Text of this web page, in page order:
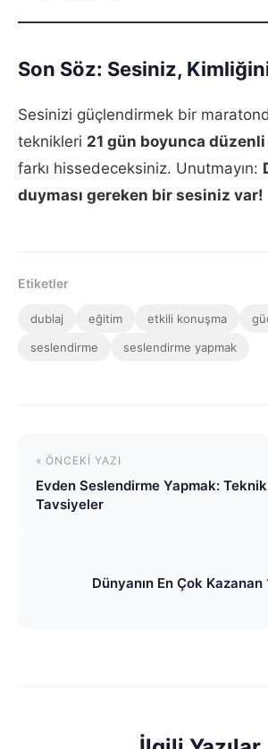
Son Söz: Sesiniz,
Sesinizi güçlendirmek bir
teknikleri 21 gün boyunca
farkı hissedeceksiniz. Unutmayın:
duyması gereken bir sesiniz var!
Etiketler
dublaj eğitim etkili konuşma
seslendirme
seslendirme yapmak
« ÖNCEKI YAZI
Evden Seslendirme Yapmak:
Tavsiyeler
Dünyanın En Çok